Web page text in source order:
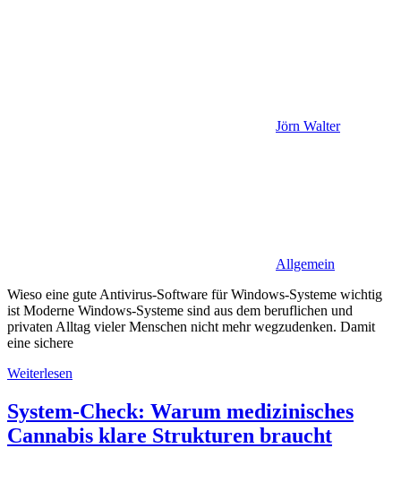
Jörn Walter
Allgemein
Wieso eine gute Antivirus-Software für Windows-Systeme wichtig
ist Moderne Windows-Systeme sind aus dem beruflichen und
privaten Alltag vieler Menschen nicht mehr wegzudenken. Damit
eine sichere
Weiterlesen
System-Check: Warum medizinisches
Cannabis klare Strukturen braucht